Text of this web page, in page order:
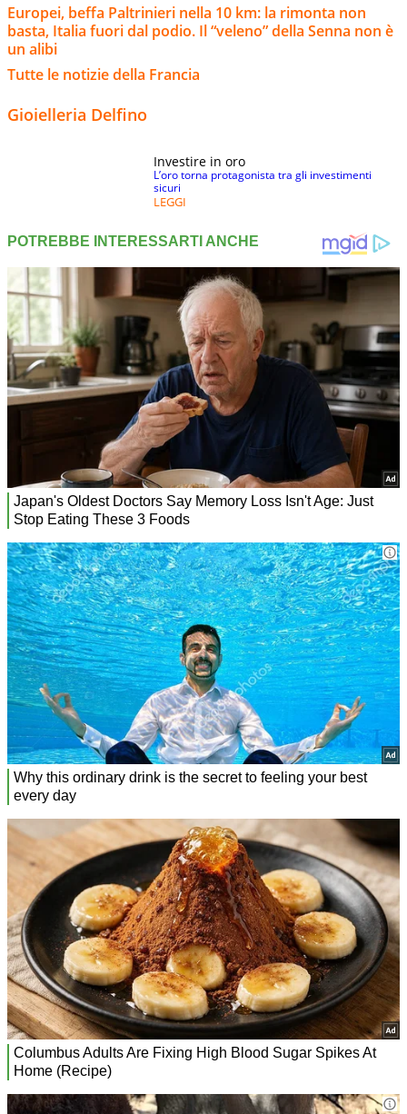
Europei, beffa Paltrinieri nella 10 km: la rimonta non
basta, Italia fuori dal podio. Il “veleno” della Senna non è
un alibi
Tutte le notizie della Francia
Gioielleria Delfino
Investire in oro
L’oro torna protagonista tra gli investimenti
sicuri
LEGGI